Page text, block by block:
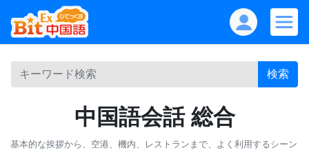
検索
中国語会話 総合
基本的な挨拶から、空港、機内、レストランまで、よく利用するシーン